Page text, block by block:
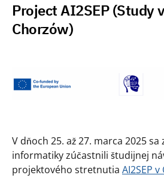
Project AI2SEP (Study
Chorzów)
V dňoch 25. až 27. marca 2025
informatiky zúčastnili študijnej
projektového stretnutia AI2SEP